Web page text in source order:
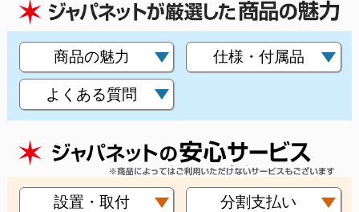
商品の魅力 仕様・付属品
よくある質問
設置・取付 分割支払い